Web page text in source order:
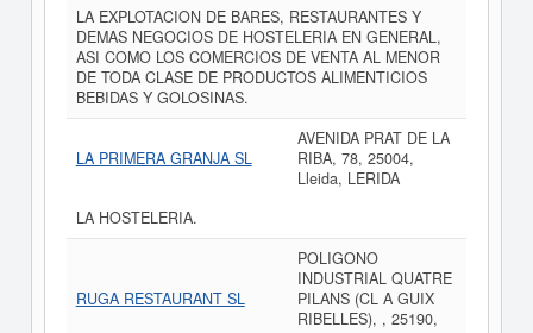
LA EXPLOTACION DE BARES, RESTAURANTES Y
DEMAS NEGOCIOS DE HOSTELERIA EN GENERAL,
ASI COMO LOS COMERCIOS DE VENTA AL MENOR
DE TODA CLASE DE PRODUCTOS ALIMENTICIOS
BEBIDAS Y GOLOSINAS.
LA PRIMERA GRANJA SL
AVENIDA PRAT DE LA
RIBA, 78, 25004,
Lleida, LERIDA
LA HOSTELERIA.
RUGA RESTAURANT SL
POLIGONO
INDUSTRIAL QUATRE
PILANS (CL A GUIX
RIBELLES), , 25190,